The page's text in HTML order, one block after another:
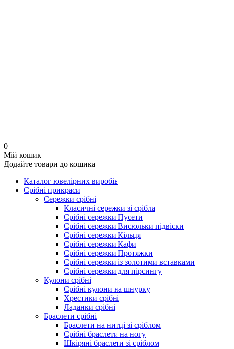
0
Мій кошик
Додайте товари до кошика
Каталог ювелірних виробів
Срібні прикраси
Сережки срібні
Класичні сережки зі срібла
Срібні сережки Пусети
Срібні сережки Висюльки підвіски
Срібні сережки Кільця
Срібні сережки Кафи
Срібні сережки Протяжки
Срібні сережки із золотими вставками
Срібні сережки для пірсингу
Кулони срібні
Срібні кулони на шнурку
Хрестики срібні
Ладанки срібні
Браслети срібні
Браслети на нитці зі сріблом
Срібні браслети на ногу
Шкіряні браслети зі сріблом